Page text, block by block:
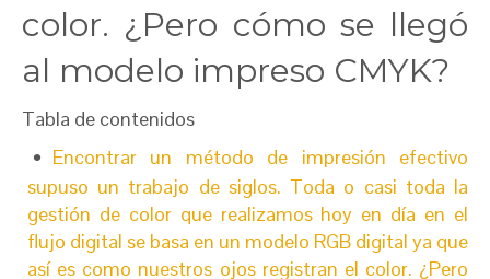
color. ¿Pero cómo se llegó
al modelo impreso CMYK?
Tabla de contenidos
Encontrar un método de impresión efectivo
supuso un trabajo de siglos. Toda o casi toda la
gestión de color que realizamos hoy en día en el
flujo digital se basa en un modelo RGB digital ya que
así es como nuestros ojos registran el color. ¿Pero